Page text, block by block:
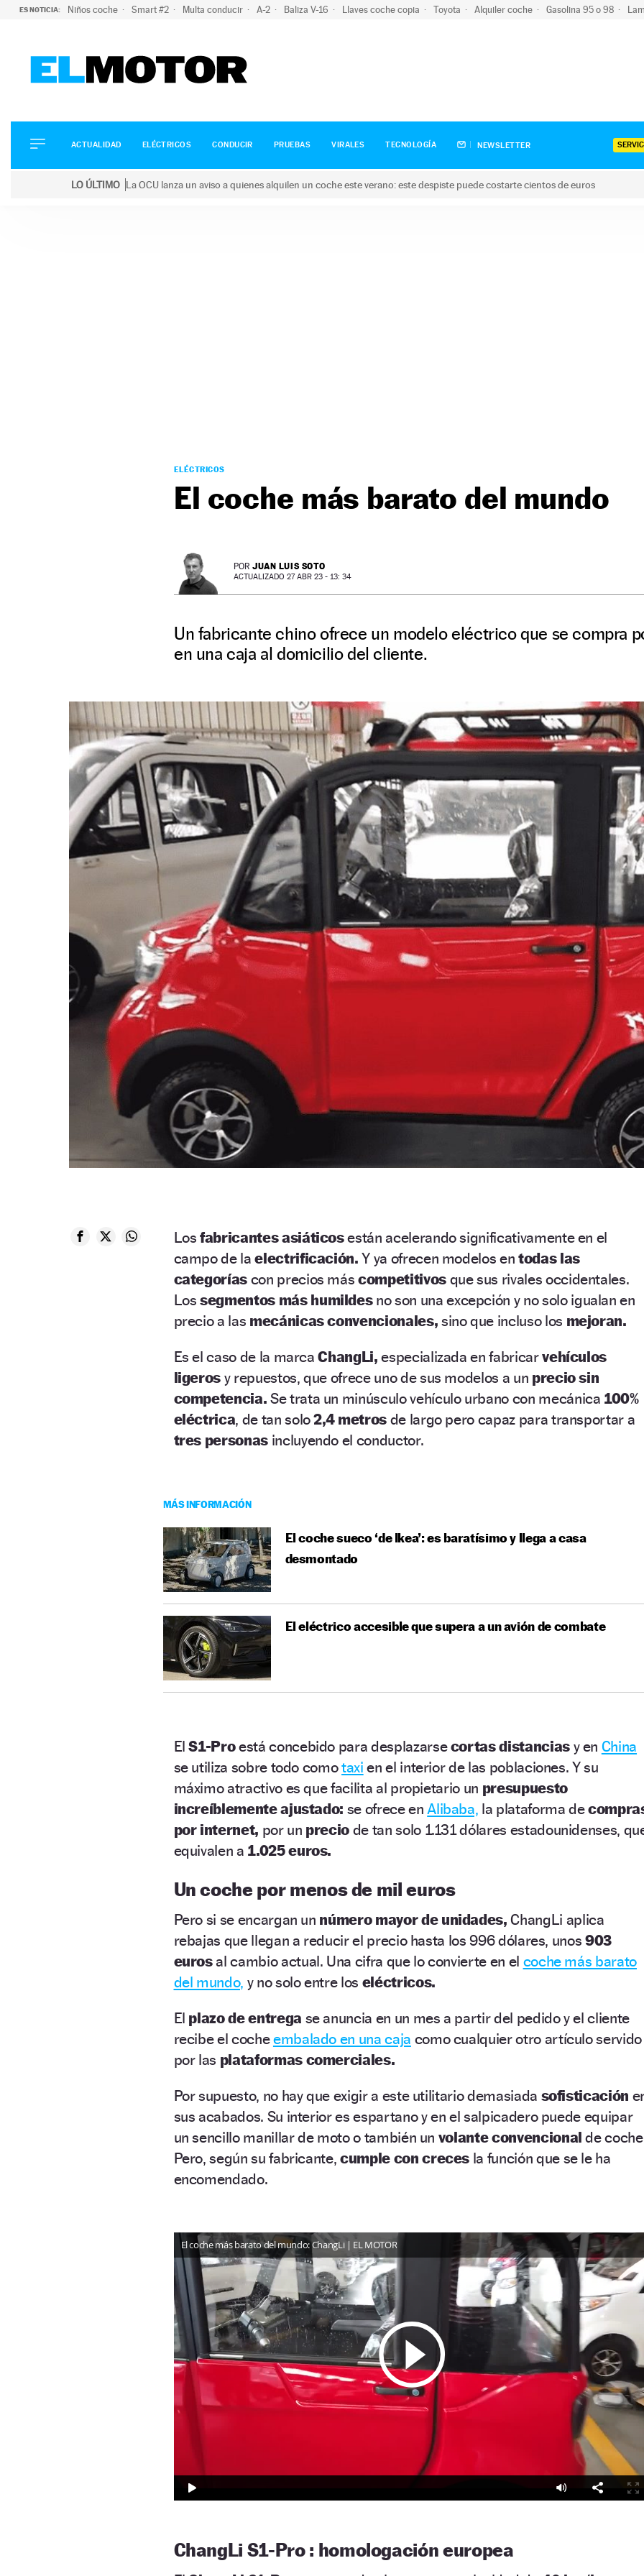
ES NOTICIA: Niños coche Smart #2 Multa conducir A-2 Baliza V-16 Llaves coche copia Toyota Alquiler coche Gasolina 95 o 98
ELÉCTRICOS
CONDUCIR
ACTUALIDAD ELÉCTRICOS CONDUCIR PRUEBAS VIRALES TECNOLOGÍA NEWSLETTER
LO ÚLTIMO La OCU lanza un aviso a quienes alquilen un coche este verano: este despiste puede costarte cientos de euros
ELÉCTRICOS
El coche más barato del mundo
POR JUAN LUIS SOTO
ACTUALIZADO 27 ABR 23 - 13: 34
Un fabricante chino ofrece un modelo eléctrico que se compra
en una caja al domicilio del cliente.
Losfabricantes asiáticosestán acelerando significativamente en el
campo de laelectrificación. Y ya ofrecen modelos en todas las
categorías con precios máscompetitivosque sus rivales occidentales.
Lossegmentos más humildesno son una excepción y no solo igualan en
precio a las mecánicas convencionales, sino que incluso los mejoran.
Es el caso de la marcaChangLi, especializada en fabricarvehículos
ligeros y repuestos, que ofrece uno de sus modelos a un precio sin
competencia. Se trata un minúsculo vehículo urbano con mecánica 100%
eléctrica, de tan solo2,4 metrosde largo pero capaz para transportar a
tres personasincluyendo el conductor.
MÁS INFORMACIÓN
El coche sueco ‘de Ikea’: es baratísimo y llega a casa
desmontado
El eléctrico accesible que supera a un avión de combate
ElS1-Proestá concebido para desplazarsecortas distanciasy en China
se utiliza sobre todo comotaxi en el interior de las poblaciones. Y su
máximo atractivo es que facilita al propietario un presupuesto
increíblemente ajustado: se ofrece en Alibaba, la plataforma de
por internet, por un precio de tan solo 1.131 dólares estadounidenses,
equivalen a 1.025 euros.
Un coche por menos de mil euros
Pero si se encargan un número mayor de unidades, ChangLi aplica
rebajas que llegan a reducir el precio hasta los 996 dólares, unos903
eurosal cambio actual. Una cifra que lo convierte en el coche más barato
del mundo, y no solo entre los eléctricos.
El plazo de entrega se anuncia en un mes a partir del pedido y el cliente
recibe el cocheembalado en una caja como cualquier otro artículo servido
por las plataformas comerciales.
Por supuesto, no hay que exigir a este utilitario demasiada sofisticación
sus acabados. Su interior es espartano y en el salpicadero puede equipar
un sencillo manillar de moto o también un volante convencional de
Pero, según su fabricante,cumple con creces la función que se le ha
encomendado.
El coche más barato del mundo: ChangLi | EL MOTOR
ChangLi S1-Pro: homologación europea